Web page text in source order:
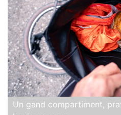
Un gand compartiment,